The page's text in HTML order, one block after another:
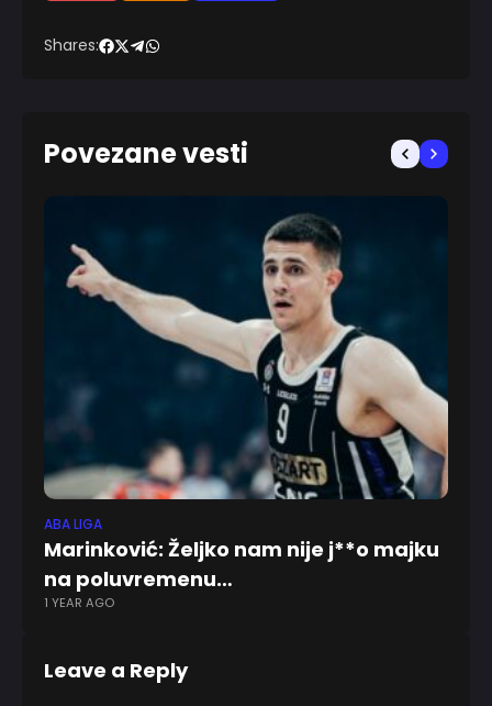
Shares:
Povezane vesti
ABA LIGA
Marinković: Željko nam nije j**o majku
na poluvremenu…
1 YEAR AGO
Leave a Reply